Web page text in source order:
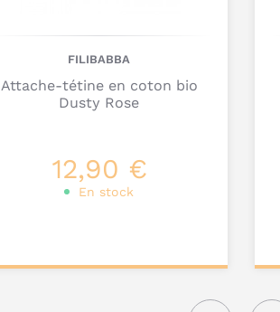
FILIBABBA
Attache-tétine en coton bio
Dusty Rose
12,90 €
En stock